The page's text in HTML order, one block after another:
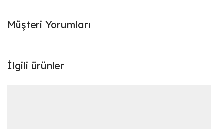
Müşteri Yorumları
İlgili ürünler